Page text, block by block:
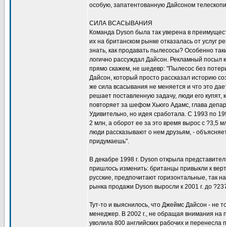
особую, запатентованную Дайсоном
СИЛА ВСАСЫВАНИЯ
Команда Dyson была так уверена в
их на британском рынке отказалась от услуг
знать, как продавать пылесосы? Особенно
логично рассуждал Дайсон. Рекламный
прямо скажем, не шедевр: "Пылесос без
Дайсон, который просто рассказал историю
же сила всасывания не меняется и что это
решает поставленную задачу, люди его
повторяет за шефом Хьюго Адамс, глава
Удивительно, но идея сработала. С 1993 по
2 млн, а оборот ее за это время вырос с ?3,5
люди рассказывают о нем друзьям, -
придумаешь".
В декабре 1998 г. Dyson открыла
пришлось изменить: британцы привыкли к
русские, предпочитают горизонтальные, так
рынка продажи Dyson выросли к 2001 г. до
Тут-то и выяснилось, что Джеймс Дайсон - не
менеджер. В 2002 г., не обращая внимания на
уволила 800 английских рабочих и